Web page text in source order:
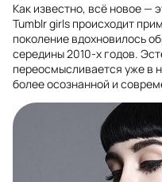
Как известно, всё новое —
Tumblr girls происходит
поколение вдохновилось
середины 2010-х годов.
переосмысливается уже в
более осознанной и